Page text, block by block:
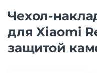
Чехол-
для Xiaomi
защитой